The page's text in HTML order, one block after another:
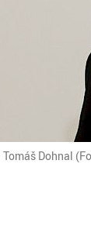
Tomáš Dohnal